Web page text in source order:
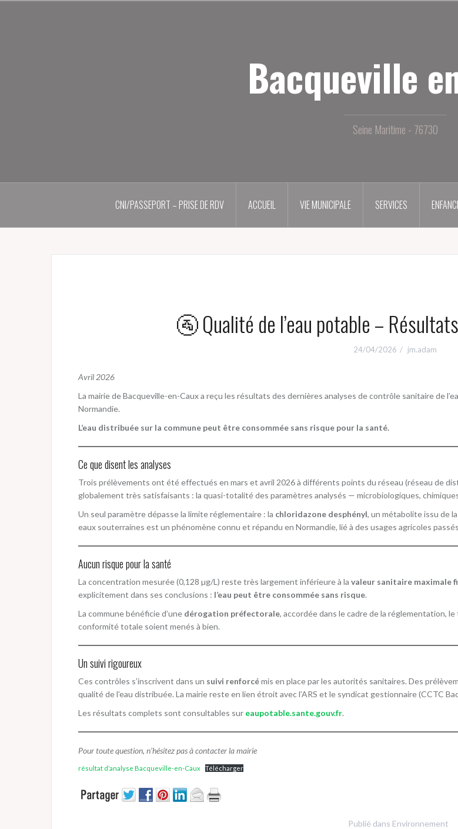
Bacqueville
Seine Maritime - 76730
CNI/PASSEPORT – PRISE DE RDV ACCUEIL VIE MUNICIPALE SERVICES
🚰 Qualité de l’eau potable –
24/04/2026 jm.adam
Avril 2026
La mairie de Bacqueville-en-Caux a reçu les résultats des dernières analyses de contrôle sanitaire de
Normandie.
L’eau distribuée sur la commune peut être consommée sans risque pour la santé.
Ce que disent les analyses
Trois prélèvements ont été effectués en mars et avril 2026 à différents points du réseau (réseau de
globalement très satisfaisants : la quasi-totalité des paramètres analysés — microbiologiques,
Un seul paramètre dépasse la limite réglementaire : la chloridazone desphényl, un métabolite issu de
eaux souterraines est un phénomène connu et répandu en Normandie, lié à des usages agricoles
Aucun risque pour la santé
La concentration mesurée (0,128 µg/L) reste très largement inférieure à la valeur sanitaire maximale
explicitement dans ses conclusions : l’eau peut être consommée sans risque.
La commune bénéficie d’une dérogation préfectorale, accordée dans le cadre de la réglementation,
conformité totale soient menés à bien.
Un suivi rigoureux
Ces contrôles s’inscrivent dans un suivi renforcémis en place par les autorités sanitaires. Des
qualité de l’eau distribuée. La mairie reste en lien étroit avec l’ARS et le syndicat gestionnaire (CCTC
Les résultats complets sont consultables sur eaupotable.sante.gouv.fr.
Pour toute question, n’hésitez pas à contacter la mairie
résultat d’analyse Bacqueville-en-Caux Télécharger
Publié dans Environnement